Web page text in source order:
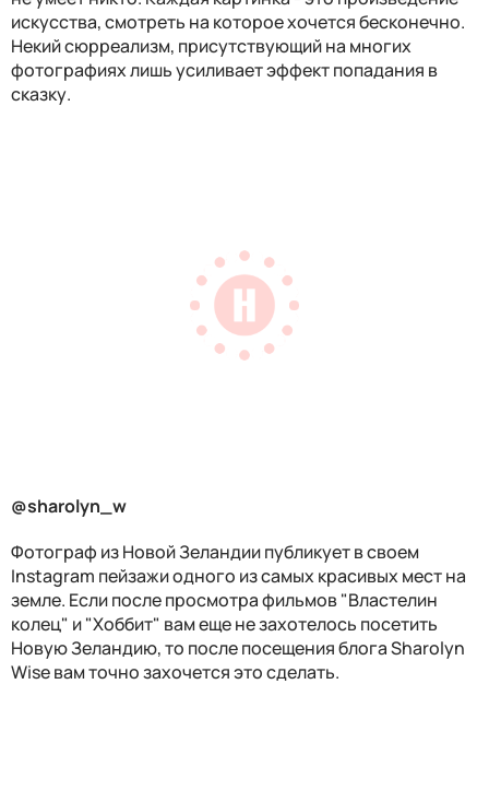
искусства, смотреть на которое хочется бесконечно.
Некий сюрреализм, присутствующий на многих
фотографиях лишь усиливает эффект попадания в
сказку.
@sharolyn_w
Фотограф из Новой Зеландии публикует в своем
Instagram пейзажи одного из самых красивых мест на
земле. Если после просмотра фильмов "Властелин
колец" и "Хоббит" вам еще не захотелось посетить
Новую Зеландию, то после посещения блогаSharolyn
Wise вам точно захочется это сделать.